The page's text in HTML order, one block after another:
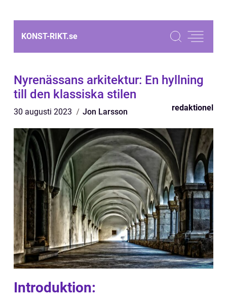
KONST-RIKT.se
Nyrenässans arkitektur: En hyllning
till den klassiska stilen
30 augusti 2023 Jon Larsson redaktionel
Introduktion: